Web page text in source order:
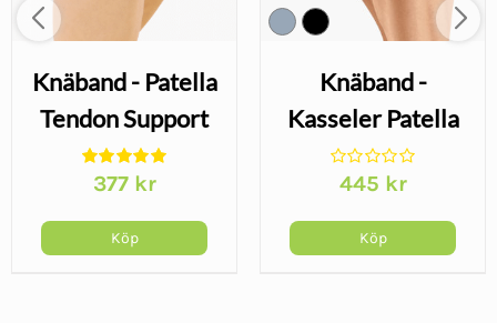
Knäband - Patella
Tendon Support
377 kr
Köp
Knäband -
Kasseler Patella
445 kr
Köp